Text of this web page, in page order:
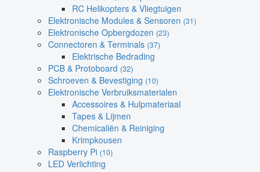
RC Helikopters & Vliegtuigen
Elektronische Modules & Sensoren (31)
Elektronische Opbergdozen (23)
Connectoren & Terminals (37)
Elektrische Bedrading
PCB & Protoboard (32)
Schroeven & Bevestiging (10)
Elektronische Verbruiksmaterialen
Accessoires & Hulpmateriaal
Tapes & Lijmen
Chemicaliën & Reiniging
Krimpkousen
Raspberry Pi (10)
LED Verlichting